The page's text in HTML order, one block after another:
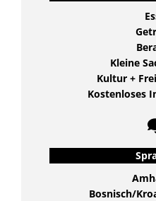
Kleine
Kultur +
Kostenloses
Bosnisch/